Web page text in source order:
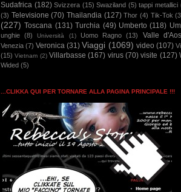
Sudafrica (182) Svizzera (15) Swaziland (5) tappi metallici
(3) Televisione (70) Thailandia (127) Thor (4) Tik-Tok
(227) Toscana (131) Turchia (49) Umberto (118)
unghie (8) Università (1) Uomo Ragno (13) Valle
Venezia (7) Veronica (31) Viaggi (1069) video (107)
(15) Vietnam (2) Villarbasse (167) virus (70) visite (127)
Wided (5)
...CLIKKA QUI PER TORNARE ALLA PAGINA PRINCIPALE !!!